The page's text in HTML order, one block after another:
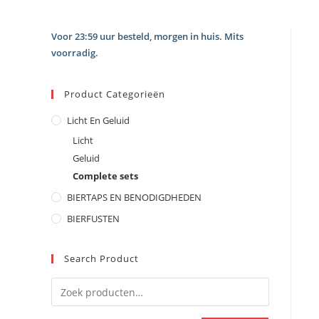
Voor 23:59 uur besteld, morgen in huis. Mits
voorradig.
Product Categorieën
Licht En Geluid
Licht
Geluid
Complete sets
BIERTAPS EN BENODIGDHEDEN
BIERFUSTEN
Search Product